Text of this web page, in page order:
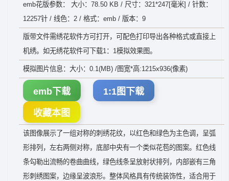
emb花版参数： 大小：78.50 KB / 尺寸：321*247[毫米] / 针数：
12257针 / 线色：2 / 格式：emb / 版本：9
版带文件需绣花软件方可打开，可配色打印导出各种格式或直接上
机绣。如无绣花软件可下载1：1模拟效果图。
模拟图片信息：大小：0.1(MB) /图宽*高:1215x936(像素)
emb下载 1:1图下载
收藏本图
该图像展示了一组对称的刺绣花纹，以红色和绿色为主色调，呈弧
形排列，左右两侧对称，底部中央有一个类似花苞的图案。红色线
条勾勒出流畅的卷曲曲线，绿色线条呈放射状排列，内部嵌有三角
形刺绣图案，边缘呈波浪形。整体风格具有传统装饰性，适合用于